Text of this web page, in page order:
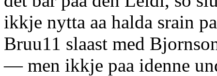
ikkje nytta aa halda srain
Bruu11 slaast med
— men ikkje paa idenne